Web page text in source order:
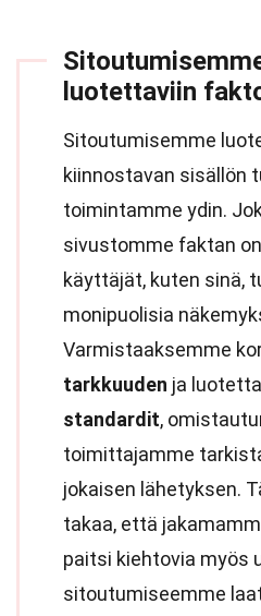
luotettaviin
Sitoutumisemme
kiinnostavan sisällön
toimintamme ydin.
sivustomme faktan
käyttäjät, kuten sinä,
monipuolisia
Varmistaaksemme
tarkkuuden ja
standardit,
toimittajamme
jokaisen lähetyksen.
takaa, että
paitsi kiehtovia myös
sitoutumiseemme